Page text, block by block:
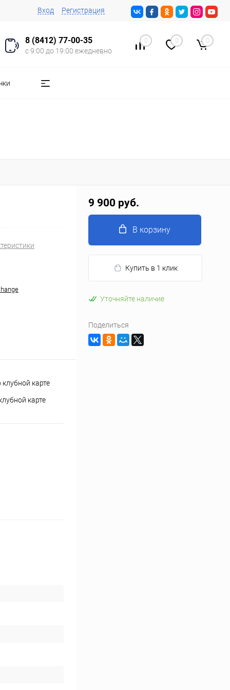
Вход Регистрация
8 (8412) 77-00-35
с 9:00 до 19:00 ежедневно
0 0 0
карте
9 900 руб.
В корзину
Купить в 1 клик
Уточняйте наличие
Поделиться